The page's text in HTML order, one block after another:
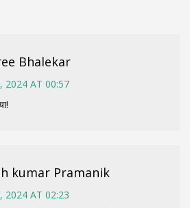
Bhalekar
2024 AT 00:57
kumar Pramanik
2024 AT 02:23